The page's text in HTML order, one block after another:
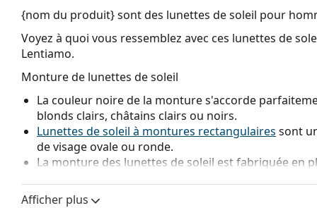
{nom du produit}sont des lunettes de soleil pour
Voyez à quoi vous ressemblez avec ces lunettes de
Lentiamo.
Monture de lunettes de soleil
La couleur noire de la monture s'accorde
blonds clairs, châtains clairs ou noirs.
Lunettes de soleil à montures rectangulaires sont
de visage ovale ou ronde.
La monture des lunettes de soleil est fabriquée en
Verre de lunettes de soleil
Afficher plus